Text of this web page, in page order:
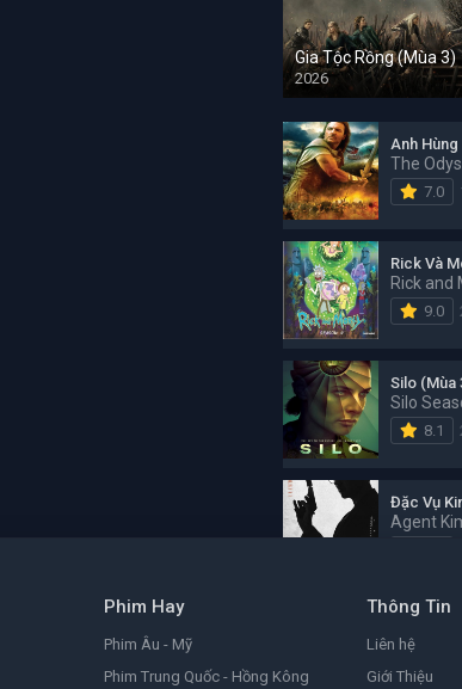
Gia Tộc Rồng (Mùa 3)
2026
Anh
The
7.0
Rick Và
Rick and
9.0
Silo (Mùa
Silo
8.1
Đặc Vụ
Agent
Đảo Hải
One Piece
9.0
Phim Hay
Phim Âu - Mỹ
Phim Trung Quốc - Hồng Kông
Thông Tin
Liên hệ
Giới Thiệu